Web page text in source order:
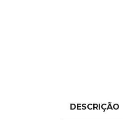
DESCRIÇÃO